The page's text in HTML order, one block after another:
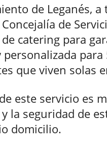
de Leganés,
de
catering para
personalizada
que viven solas
este servicio es
la seguridad de
domicilio.